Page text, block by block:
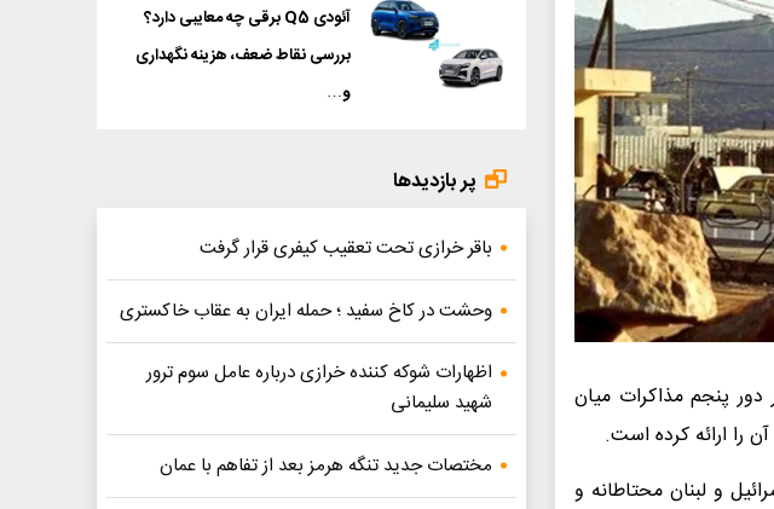
دور پنجم مذاکرات میان
را ارائه کرده است.
و لبنان محتاطانه و
آئودی Q5 برقی چه معایبی دارد؟
بررسی نقاط ضعف، هزینه نگهداری
و…
پر بازدیدها
باقر خرازی تحت تعقیب کیفری قرار گرفت
وحشت در کاخ سفید ؛ حمله ایران به عقاب خاکستری
اظهارات شوکه کننده خرازی درباره عامل سوم ترور
شهید سلیمانی
مختصات جدید تنگه هرمز بعد از تفاهم با عمان